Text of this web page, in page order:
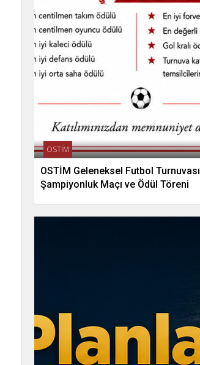
OSTİM
OSTİM Geleneksel Futbol Turnuvası
Şampiyonluk Maçı ve Ödül Töreni